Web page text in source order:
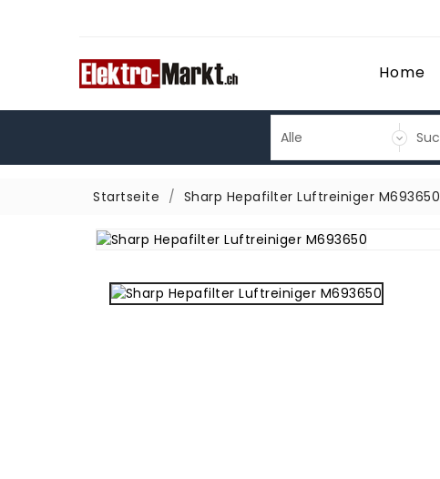
Home
Startseite Sharp Hepafilter Luftreiniger M693650